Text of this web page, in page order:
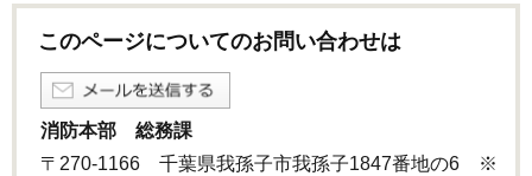
このページについてのお問い合わせは
消防本部 総務課
〒270-1166 千葉県我孫子市我孫子1847番地の6 ※